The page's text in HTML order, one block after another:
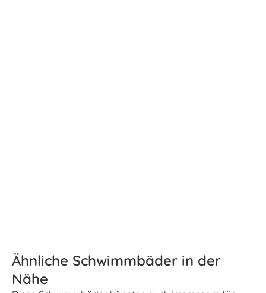
Ähnliche Schwimmbäder in der
Nähe